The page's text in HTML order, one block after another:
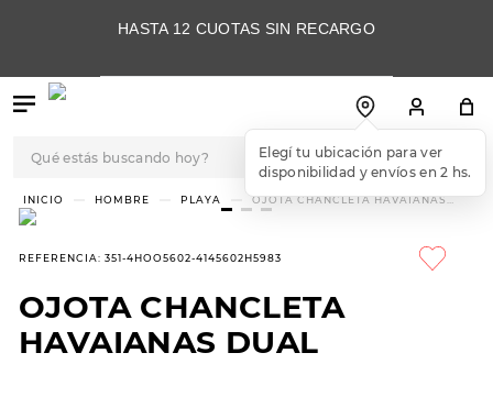
HASTA 12 CUOTAS SIN RECARGO
Elegí tu ubicación para ver
disponibilidad y envíos en 2 hs.
HOMBRE PLAYA
OJOTA CHANCLETA HAVAIANAS
DUAL
REFERENCIA: 351-4HOO5602-4145602H5983
OJOTA CHANCLETA
HAVAIANAS DUAL
TÉRMINOS MÁS
BUSCADOS
1.
3 .
skechers slip-ins